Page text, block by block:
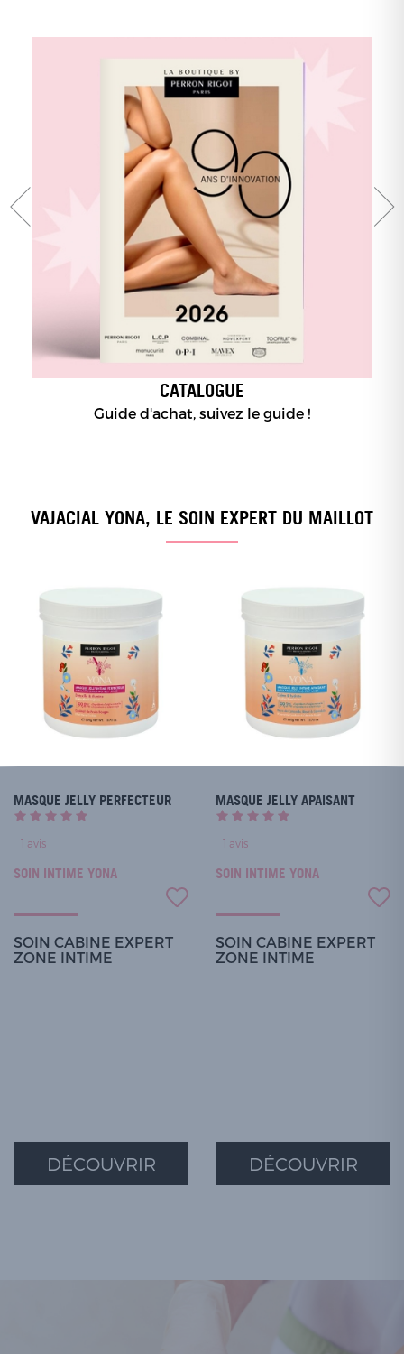
CATALOGUE
Guide d'achat, suivez le guide !
VAJACIAL YONA, LE SOIN EXPERT DU MAILLOT
MASQUE JELLY PERFECTEUR
1 avis
SOIN INTIME YONA
SOIN CABINE EXPERT
ZONE INTIME
DÉCOUVRIR
MASQUE JELLY APAISANT
1 avis
SOIN INTIME YONA
SOIN CABINE EXPERT
ZONE INTIME
DÉCOUVRIR